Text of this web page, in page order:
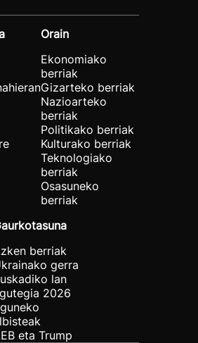
Orain
Ekonomiako
berriak
Gizarteko berriak
Nazioarteko
berriak
Politikako berriak
Kulturako berriak
Teknologiako
berriak
Osasuneko
berriak
berriak
gerra
lan
2026
eta Trump